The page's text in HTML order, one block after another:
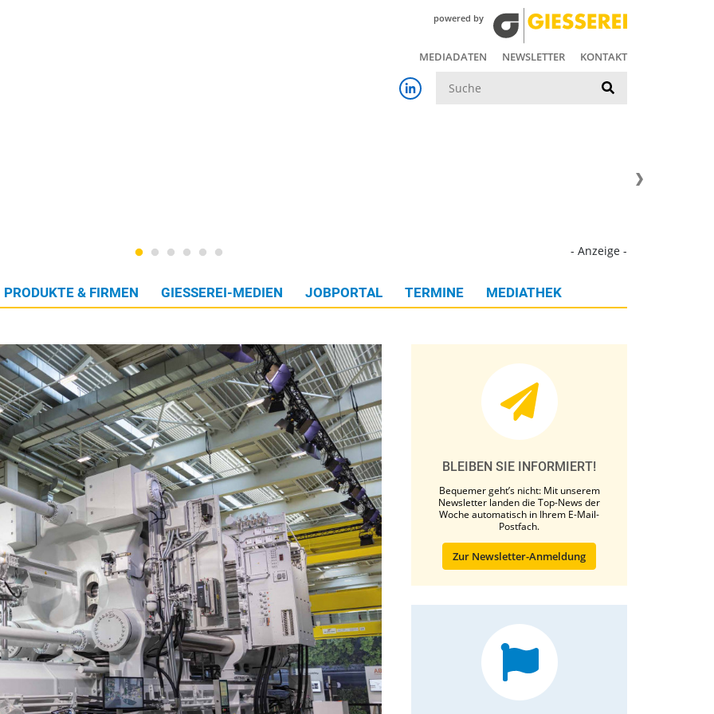
powered by
MEDIADATEN NEWSLETTER KONTAKT
- Anzeige -
PRODUKTE & FIRMEN GIESSEREI-MEDIEN JOBPORTAL TERMINE MEDIATHEK
BLEIBEN SIE INFORMIERT!
Bequemer geht’s nicht: Mit unserem
Newsletter landen die Top-News der
Woche automatisch in Ihrem E-Mail-
Postfach.
Zur Newsletter-Anmeldung